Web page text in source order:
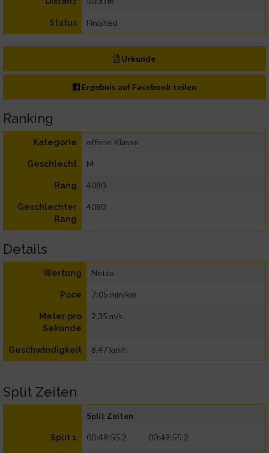
Status Finished
Urkunde
Ergebnis auf Facebook teilen
Ranking
Kategorie offene Klasse
Geschlecht M
Rang 4080
Geschlechter
Rang
4080
Details
Wertung Netto
Pace 7:05 min/km
Meter pro
Sekunde
2,35 m/s
Geschwindigkeit 8,47 km/h
Split Zeiten
Split Zeiten
Split 1 00:49:55.2 00:49:55.2